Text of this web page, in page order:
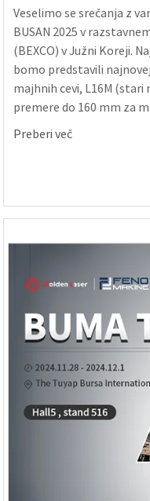
Veselimo se srečanja z
BUSAN 2025 v
(BEXCO) v Južni Koreji.
bomo predstavili
majhnih cevi, L16M (stari
premere do 160 mm za
lahkih cevi. Ima ...
Preberi več